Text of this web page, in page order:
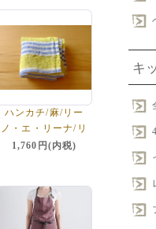
ハンカチ/麻/リー
ノ・エ・リーナ/リ
トアニアリネン/lino
1,760円(内税)
キ